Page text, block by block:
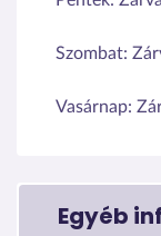
Szombat:
Vasárnap:
Egyéb